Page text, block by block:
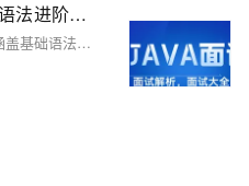
Java 相关知识点总结含基础语法进阶技巧及面试重点知识
本文全面总结了Java核心知识点，涵盖基础语法、面向对象、集合框架、并发编程、网络编程及主流框架如Spring生态、MyBatis等，结合JVM原理与性能优化技巧，并通过一个学生信息管理系统的实战案例，帮助你快速掌握Java开发技能，适合Java学习与面试准备。